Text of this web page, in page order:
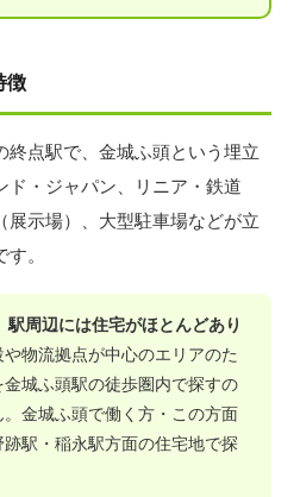
徴
終点駅で、金城ふ頭という埋立
ド・ジャパン、リニア・鉄道
展示場）、大型駐車場などが立
。
駅周辺には住宅がほとんどあり
物流拠点が中心のエリアのた
城ふ頭駅の徒歩圏内で探すの
金城ふ頭で働く方・この方面
駅・稲永駅方面の住宅地で探